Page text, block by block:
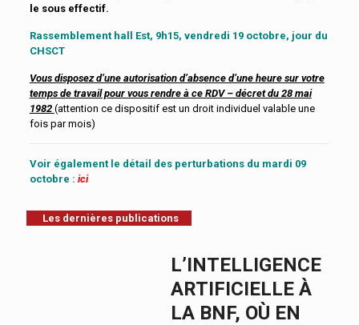
le sous effectif.
Rassemblement hall Est, 9h15, vendredi 19 octobre, jour du
CHSCT
Vous disposez d’une autorisation d’absence d’une heure sur votre
temps de travail pour vous rendre à ce RDV – décret du 28 mai
1982 (attention ce dispositif est un droit individuel valable une
fois par mois)
Voir également le d étail des perturbations du mardi 09
octobre : ici
Les dernières publications
L’INTELLIGENCE
ARTIFICIELLE À
LA BNF, OÙ EN